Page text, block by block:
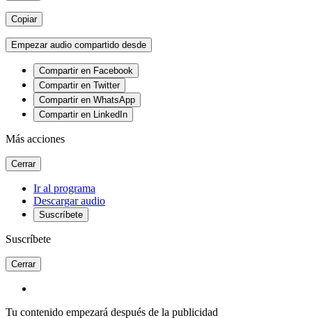
Copiar
Empezar audio compartido desde
Compartir en Facebook
Compartir en Twitter
Compartir en WhatsApp
Compartir en LinkedIn
Más acciones
Cerrar
Ir al programa
Descargar audio
Suscríbete
Suscríbete
Cerrar
Tu contenido empezará después de la publicidad